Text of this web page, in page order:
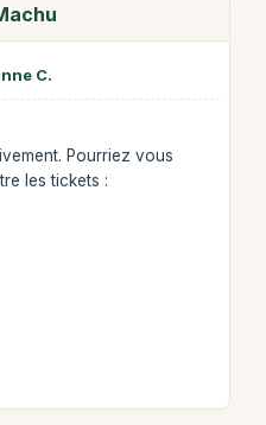
C.
Pourriez vous
les tickets :